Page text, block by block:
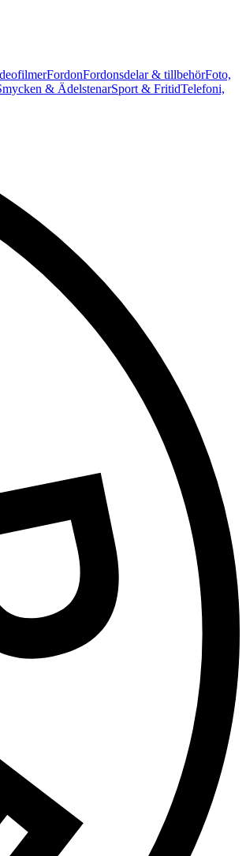
FordonFordonsdelar & tillbehörFoto,
& ÄdelstenarSport & FritidTelefoni,